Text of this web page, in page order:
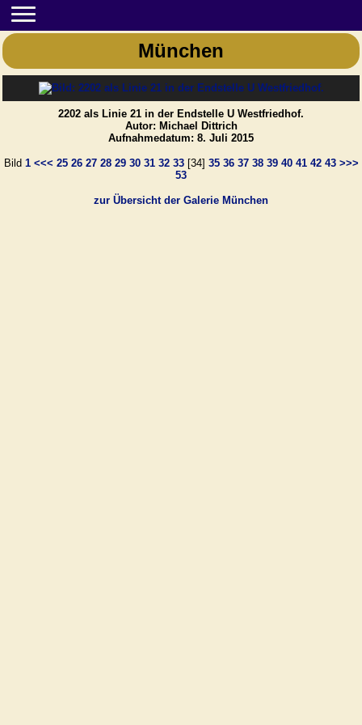
München
2202 als Linie 21 in der Endstelle U Westfriedhof.
Autor: Michael Dittrich
Aufnahmedatum: 8. Juli 2015
Bild 1 <<< 25 26 27 28 29 30 31 32 33[34] 35 36 37 38 39 40 41 42 43 >>>
53
zur Übersicht der Galerie München